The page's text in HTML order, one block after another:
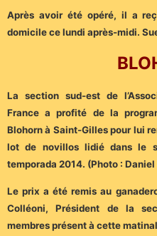
Après avoir été opéré, il a
domicile ce lundi après-midi.
La section sud-est de
France a profité de la
Blohorn à Saint-Gilles pour lui
lot de novillos lidié dans le
temporada 2014. (Photo :
Le prix a été remis au
Colléoni, Président de la
membres présent à cette